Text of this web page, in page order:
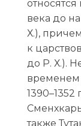
века до
Х.),
к
до Р. Х.).
временем
1390–1352
Сменхкары
также